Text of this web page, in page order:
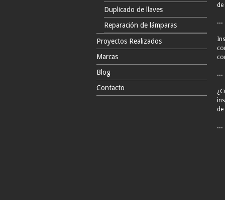
Duplicado de llaves
Reparación de lámparas
Proyectos Realizados
Marcas
Blog
Contacto
de
...
...
de
...